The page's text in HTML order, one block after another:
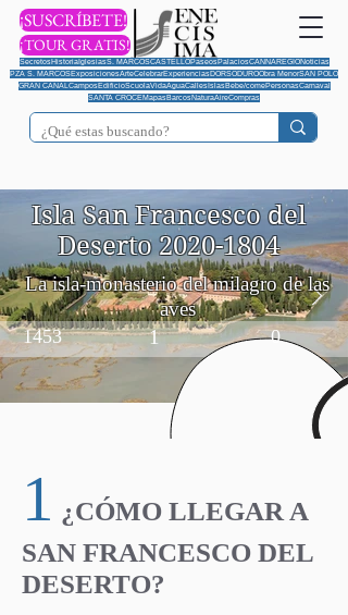
¡SUSCRÍBETE!
¡TOUR GRATIS!
SecretosHistoriaIglesiasS. MARCOSCASTELLOPaseosPalaciosCANNAREGIONoticias
PZA S. MARCOSExposicionesArteCelebrarExperienciasDORSODUROObra MenorSAN POLO
GRAN CANAL CamposEdificioScuolaVidaAguaCallesIslasBebe/comePersonasCarnaval
SANTA CROCEMapasBarcosNaturaAireCompras
1453 1 0
Isla San Francesco del
Deserto 2020-1804
La isla-monasterio del milagro de las
aves
1 ¿CÓMO LLEGAR A
SAN FRANCESCO DEL
DESERTO?